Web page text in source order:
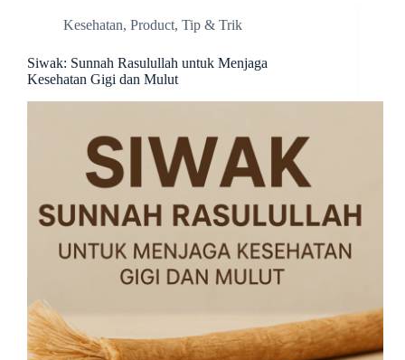
Kesehatan, Product, Tip & Trik
Siwak: Sunnah Rasulullah untuk Menjaga
Kesehatan Gigi dan Mulut